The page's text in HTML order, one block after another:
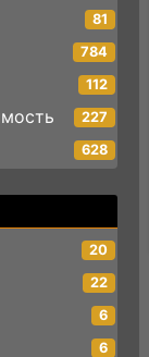
81
784
112
227
628
20
22
6
6